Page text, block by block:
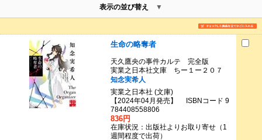
表示の並び替え
生命の略奪者
天久鷹央の事件カルテ 完全版
実業之日本社文庫 ちー１ー２０７
知念実希人
実業之日本社 (文庫)
【2024年04月発売】 ISBNコード 9
784408558806
836円
在庫状況：出版社よりお取り寄せ（1
週間程度で出荷）